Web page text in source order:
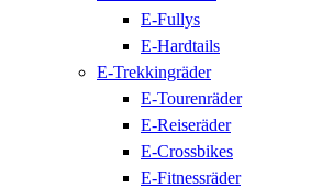
E-Fullys
E-Hardtails
E-Trekkingräder
E-Tourenräder
E-Reiseräder
E-Crossbikes
E-Fitnessräder